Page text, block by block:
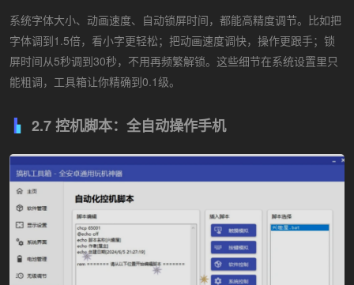
系统字体大小、动画速度、自动锁屏时间，都能高精度调节。比如把
字体调到1.5倍，看小字更轻松；把动画速度调快，操作更跟手；锁
屏时间从5秒调到30秒，不用再频繁解锁。这些细节在系统设置里只
能粗调，工具箱让你精确到0.1级。
2.7 控机脚本：全自动操作手机